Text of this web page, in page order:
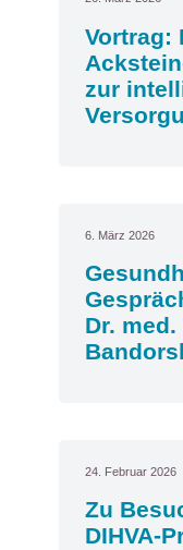
Vortrag:
zur
6. März 2026
Dr.
24. Februar 2026
Zu
DIHVA-